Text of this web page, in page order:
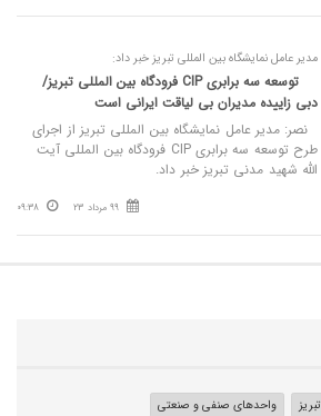
مدیر عامل نمایشگاه بین المللی تبریز خبر داد:
توسعه سه برابری CIP فرودگاه بین المللی تبریز/
دبی زاییده مدیران بی لیاقت ایرانی است
نصر: مدیر عامل نمایشگاه بین المللی تبریز از اجرای
طرح توسعه سه برابری CIP فرودگاه بین المللی آیت
الله شهید مدنی تبریز خبر داد.
99 مرداد 23 09:38
تبریز
واحدهای صنفی و صنعتی